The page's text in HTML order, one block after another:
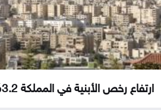
ارتفاع رخص الأبنية في المملكة 3.2% خلال...